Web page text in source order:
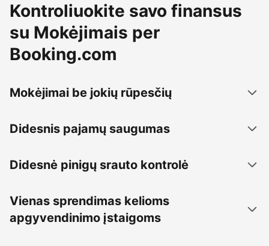
Kontroliuokite savo finansus
su Mokėjimais per
Booking.com
Mokėjimai be jokių rūpesčių
Didesnis pajamų saugumas
Didesnė pinigų srauto kontrolė
Vienas sprendimas kelioms
apgyvendinimo įstaigoms